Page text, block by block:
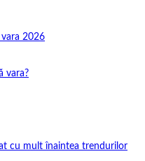
2026
vara?
cu mult înaintea trendurilor